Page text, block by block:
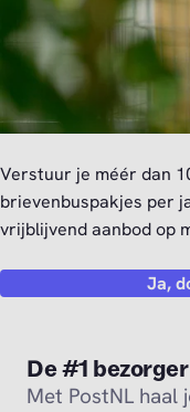
Verstuur je méér dan
brievenbuspakjes per
vrijblijvend aanbod op
Ja,
De #1
Met PostNL haal